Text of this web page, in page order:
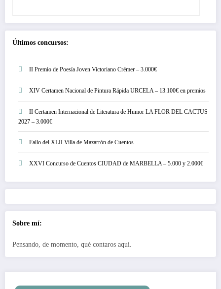
Últimos concursos:
II Premio de Poesía Joven Victoriano Crémer – 3.000€
XIV Certamen Nacional de Pintura Rápida URCELA – 13.100€ en premios
II Certamen Internacional de Literatura de Humor LA FLOR DEL CACTUS
2027 – 3.000€
Fallo del XLII Villa de Mazarrón de Cuentos
XXVI Concurso de Cuentos CIUDAD de MARBELLA – 5.000 y 2.000€
Sobre mí:
Pensando, de momento, qué contaros aquí.